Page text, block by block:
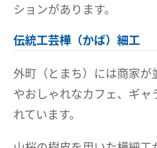
ションがあります。
伝統工芸樺（かば）細工
外町（とまち）には商家
やおしゃれなカフェ、ギャ
れています。